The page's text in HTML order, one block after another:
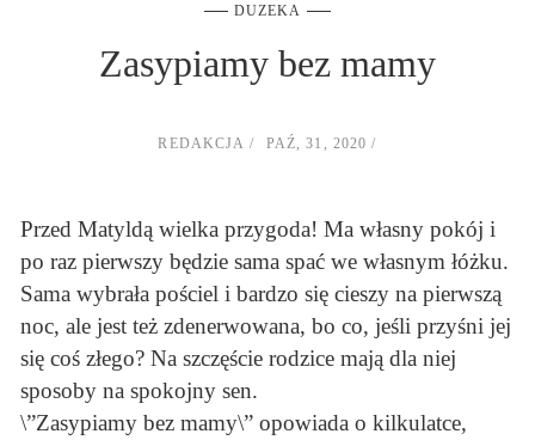
DUZEKA
Zasypiamy bez mamy
REDAKCJA PAŹ, 31, 2020
Przed Matyldą wielka przygoda! Ma własny pokój i
po raz pierwszy będzie sama spać we własnym łóżku.
Sama wybrała pościel i bardzo się cieszy na pierwszą
noc, ale jest też zdenerwowana, bo co, jeśli przyśni jej
się coś złego? Na szczęście rodzice mają dla niej
sposoby na spokojny sen.
\”Zasypiamy bez mamy\” opowiada o kilkulatce,